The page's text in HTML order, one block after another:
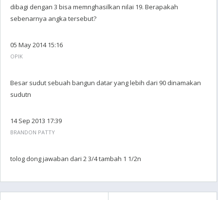
dibagi dengan 3 bisa memnghasilkan nilai 19. Berapakah
sebenarnya angka tersebut?
05 May 2014 15:16
OPIK
Besar sudut sebuah bangun datar yang lebih dari 90 dinamakan
sudutn
14 Sep 2013 17:39
BRANDON PATTY
tolog dong jawaban dari 2 3/4 tambah 1 1/2n